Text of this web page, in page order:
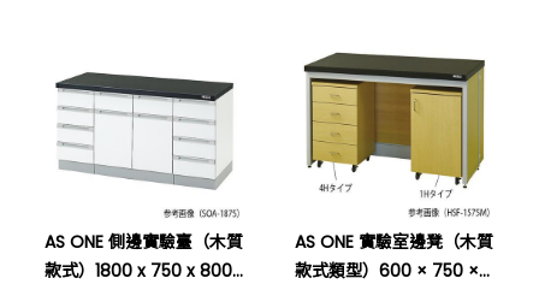
AS ONE 側邊實驗臺（木質
款式）1800 x 750 x 800
AS ONE 實驗室邊凳（木質
款式類型）600 × 750 ×